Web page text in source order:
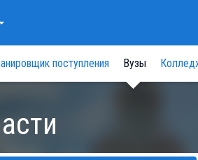
поступления Вузы